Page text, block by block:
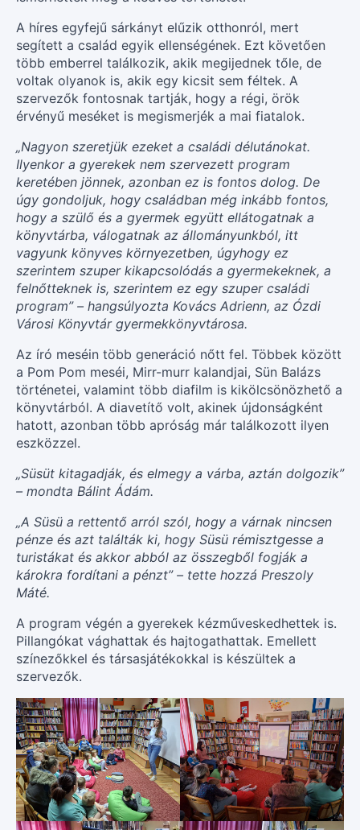
A híres egyfejű sárkányt elűzik otthonról, mert
segített a család egyik ellenségének. Ezt követően
több emberrel találkozik, akik megijednek tőle, de
voltak olyanok is, akik egy kicsit sem féltek. A
szervezők fontosnak tartják, hogy a régi, örök
érvényű meséket is megismerjék a mai fiatalok.
„Nagyon szeretjük ezeket a családi délutánokat.
Ilyenkor a gyerekek nem szervezett program
keretében jönnek, azonban ez is fontos dolog. De
úgy gondoljuk, hogy családban még inkább fontos,
hogy a szülő és a gyermek együtt ellátogatnak a
könyvtárba, válogatnak az állományunkból, itt
vagyunk könyves környezetben, úgyhogy ez
szerintem szuper kikapcsolódás a gyermekeknek, a
felnőtteknek is, szerintem ez egy szuper családi
program” – hangsúlyozta Kovács Adrienn, az Ózdi
Városi Könyvtár gyermekkönyvtárosa.
Az író meséin több generáció nőtt fel. Többek között
a Pom Pom meséi, Mirr-murr kalandjai, Sün Balázs
történetei, valamint több diafilm is kikölcsönözhető a
könyvtárból. A diavetítő volt, akinek újdonságként
hatott, azonban több apróság már találkozott ilyen
eszközzel.
„Süsüt kitagadják, és elmegy a várba, aztán dolgozik”
– mondta Bálint Ádám.
„A Süsü a rettentő arról szól, hogy a várnak nincsen
pénze és azt találták ki, hogy Süsü rémisztgesse a
turistákat és akkor abból az összegből fogják a
károkra fordítani a pénzt” – tette hozzá Preszoly
Máté.
A program végén a gyerekek kézműveskedhettek is.
Pillangókat vághattak és hajtogathattak. Emellett
színezőkkel és társasjátékokkal is készültek a
szervezők.